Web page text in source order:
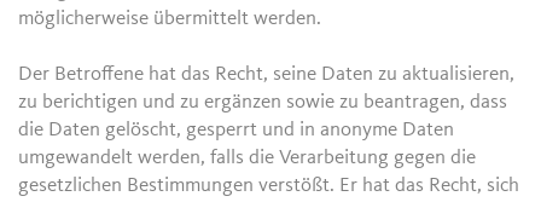
möglicherweise übermittelt werden.
Der Betroffene hat das Recht, seine Daten zu aktualisieren,
zu berichtigen und zu ergänzen sowie zu beantragen, dass
die Daten gelöscht, gesperrt und in anonyme Daten
umgewandelt werden, falls die Verarbeitung gegen die
gesetzlichen Bestimmungen verstößt. Er hat das Recht, sich